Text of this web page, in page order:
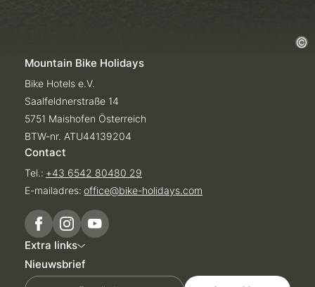
Mountain Bike Holidays
Bike Hotels e.V.
Saalfeldnerstraße 14
5751 Maishofen Österreich
BTW-nr. ATU44139204
Contact
Tel.: +43 6542 80480 29
E-mailadres: office@bike-holidays.com
Extra links
Nieuwsbrief